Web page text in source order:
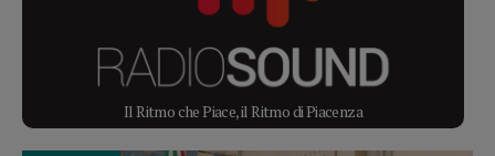
Il Ritmo che Piace, il Ritmo di Piacenza